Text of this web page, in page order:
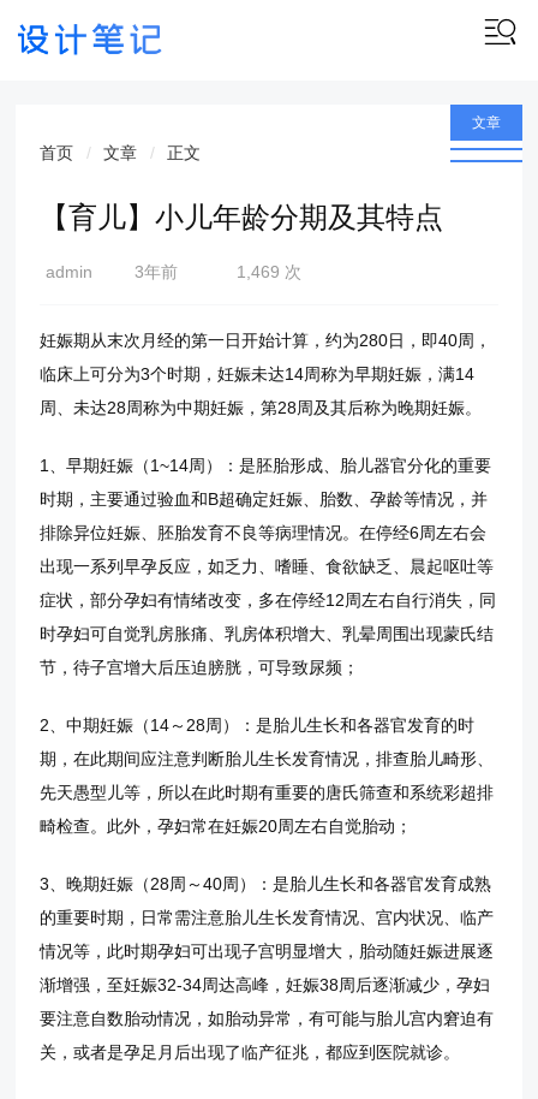
首页 文章 正文
文章
【育儿】小儿年龄分期及其特点
admin
3年前
03-18)
1,469 次
妊娠期从末次月经的第一日开始计算，约为280日，即40周，
临床上可分为3个时期，妊娠未达14周称为早期妊娠，满14
周、未达28周称为中期妊娠，第28周及其后称为晚期妊娠。
1、早期妊娠（1~14周）：是胚胎形成、胎儿器官分化的重要
时期，主要通过验血和B超确定妊娠、胎数、孕龄等情况，并
排除异位妊娠、胚胎发育不良等病理情况。在停经6周左右会
出现一系列早孕反应，如乏力、嗜睡、食欲缺乏、晨起呕吐等
症状，部分孕妇有情绪改变，多在停经12周左右自行消失，同
时孕妇可自觉乳房胀痛、乳房体积增大、乳晕周围出现蒙氏结
节，待子宫增大后压迫膀胱，可导致尿频；
2、中期妊娠（14～28周）：是胎儿生长和各器官发育的时
期，在此期间应注意判断胎儿生长发育情况，排查胎儿畸形、
先天愚型儿等，所以在此时期有重要的唐氏筛查和系统彩超排
畸检查。此外，孕妇常在妊娠20周左右自觉胎动；
3、晚期妊娠（28周～40周）：是胎儿生长和各器官发育成熟
的重要时期，日常需注意胎儿生长发育情况、宫内状况、临产
情况等，此时期孕妇可出现子宫明显增大，胎动随妊娠进展逐
渐增强，至妊娠32-34周达高峰，妊娠38周后逐渐减少，孕妇
要注意自数胎动情况，如胎动异常，有可能与胎儿宫内窘迫有
关，或者是孕足月后出现了临产征兆，都应到医院就诊。